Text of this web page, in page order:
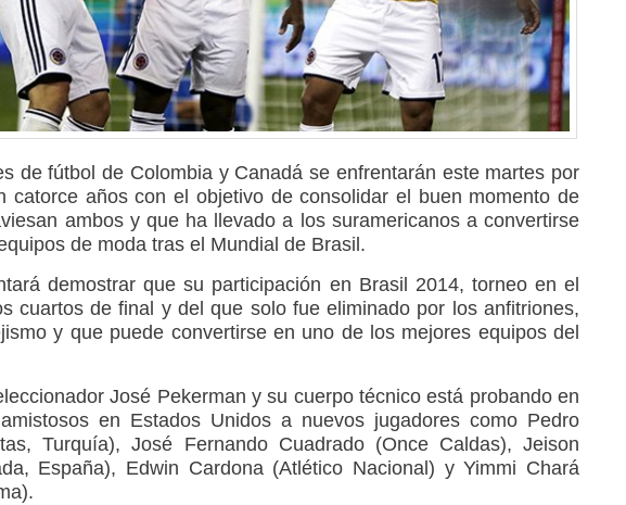
de fútbol de Colombia y Canadá se enfrentarán este martes por
catorce años con el objetivo de consolidar el buen momento de
ambos y que ha llevado a los suramericanos a convertirse
de moda tras el Mundial de Brasil.
demostrar que su participación en Brasil 2014, torneo en el
cuartos de final y del que solo fue eliminado por los anfitriones,
y que puede convertirse en uno de los mejores equipos del
José Pekerman y su cuerpo técnico está probando en
en Estados Unidos a nuevos jugadores como Pedro
Turquía), José Fernando Cuadrado (Once Caldas), Jeison
España), Edwin Cardona (Atlético Nacional) y Yimmi Chará